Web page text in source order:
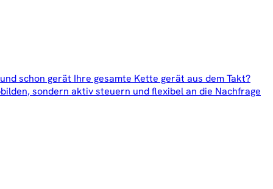
schon gerät Ihre gesamte Kette gerät aus dem Takt?
sondern aktiv steuern und flexibel an die Nachfrage